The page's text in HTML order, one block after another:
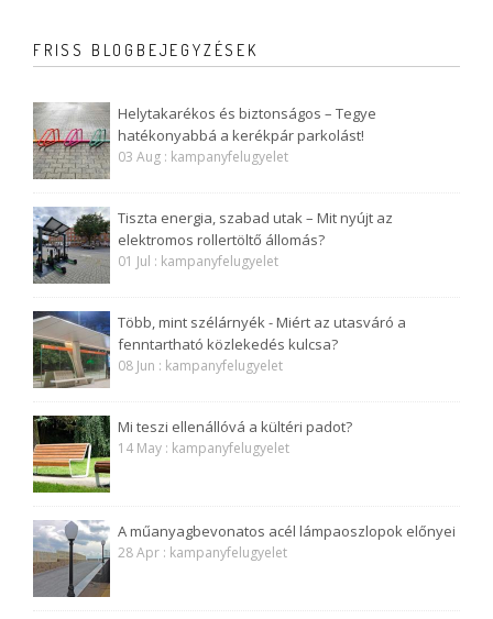
FRISS BLOGBEJEGYZÉSEK
Helytakarékos és biztonságos – Tegye
hatékonyabbá a kerékpár parkolást!
03 Aug : kampanyfelugyelet
Tiszta energia, szabad utak – Mit nyújt az
elektromos rollertöltő állomás?
01 Jul : kampanyfelugyelet
Több, mint szélárnyék - Miért az utasváró a
fenntartható közlekedés kulcsa?
08 Jun : kampanyfelugyelet
Mi teszi ellenállóvá a kültéri padot?
14 May : kampanyfelugyelet
A műanyagbevonatos acél lámpaoszlopok előnyei
28 Apr : kampanyfelugyelet